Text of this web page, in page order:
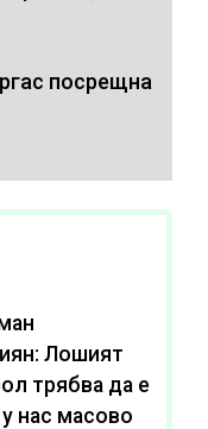
посрещна
Лошият
трябва да е
нас масово